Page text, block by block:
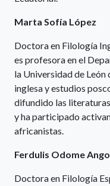
Marta Sofía López
Doctora en Filología
es profesora en el
la Universidad de León
inglesa y estudios
difundido las
y ha participado
africanistas.
Ferdulis Odome
Doctora en Filología